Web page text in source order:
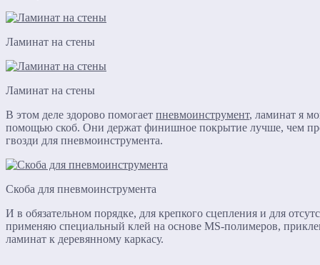
Ламинат на стены
Ламинат на стены
В этом деле здорово помогает пневмоинструмент, ламинат я
помощью скоб. Они держат финишное покрытие лучше, чем
гвозди для пневмоинструмента.
Скоба для пневмоинструмента
И в обязательном порядке, для крепкого сцепления и для
применяю специальный клей на основе MS-полимеров,
ламинат к деревянному каркасу.